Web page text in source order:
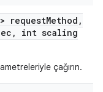
requestMethod ,
,
int scaling
çağırın.